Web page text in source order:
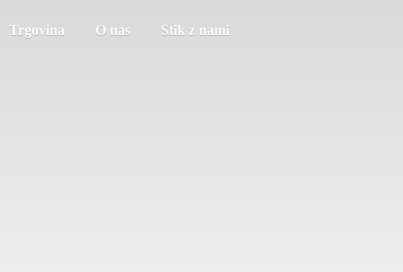
Trgovina O nas Stik z nami